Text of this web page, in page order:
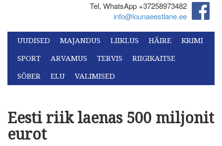
Tel, WhatsApp +37258973482‬
info@lounaeestlane.ee
UUDISED MAJANDUS LIIKLUS HÄIRE
KRIMI
SPORT
ARVAMUS TERVIS
RIIGIKAITSE
SÕBER
ELU VALIMISED
Eesti riik laenas 500 miljonit
eurot